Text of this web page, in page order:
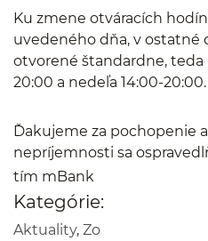
Ku zmene otváracích
uvedeného dňa, v
otvorené štandardne,
20:00 a nedeľa 14:00-20:00.
Ďakujeme za pochopenie
nepríjemnosti sa
tím mBank
Kategórie:
Aktuality, Zo